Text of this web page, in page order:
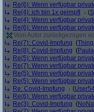
Re(6): Wenn verfügbar
Re(4): ich bin 1x geimpft
(
Re(4): Wenn verfügbar
Re(6): Wenn verfügbar
Vom Autor zurückgezogen
Re(7): Covid-Impfung (Thing
Re(8): Covid-Impfung (
Re(5): Wenn verfügbar
Re(7): Wenn verfügbar
Re(5): Wenn verfügbar
Re(5): Wenn verfügbar
Re: Covid-Impfung
(
Re(6): Wenn verfügbar
Re(3): Covid-Impfung (